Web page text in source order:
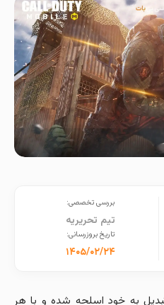
بررسی تخصصی:
تیم تحریریه
تاریخ بروزرسانی:
۱۴۰۵/۰۲/۲۴
به خود اسلحه شده و با هر